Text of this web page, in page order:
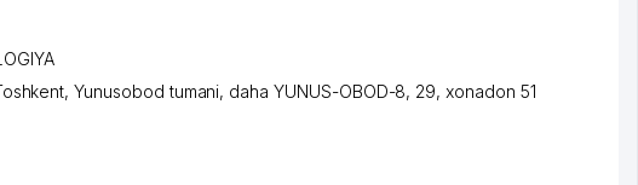
,Yunusobod tumani, daha YUNUS-OBOD-8, 29, xonadon 51